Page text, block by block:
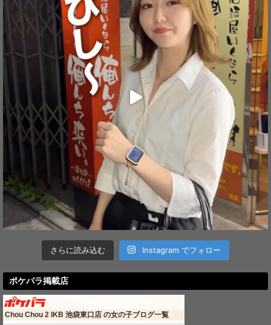
さらに読み込む Instagram でフォロー
ポケパラ掲載店